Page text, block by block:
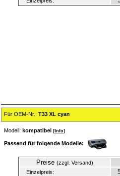
Für OEM-Nr.: T33 XL cyan
Modell: kompatibel [ Info]
Passend für folgende Modelle:
Preise (zzgl. Versand)
Einzelpreis: